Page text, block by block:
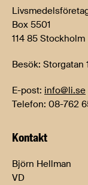
Box 5501
114 85 Stockholm
Besök: Storgatan
E-post: info@li.se
Telefon: 08-762
Kontakt
Björn Hellman
VD